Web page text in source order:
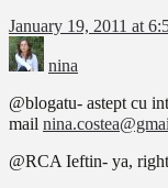
January 19, 2011 at
nina
@blogatu- astept cu
mail
@RCA Ieftin- ya,